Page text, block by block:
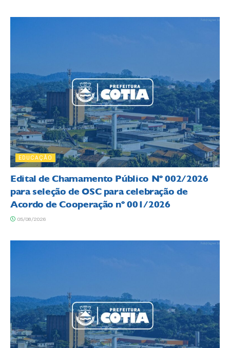
EDUCAÇÃO
Edital de Chamamento Público Nº 002/2026
para seleção de OSC para celebração de
Acordo de Cooperação nº 001/2026
05/08/2026